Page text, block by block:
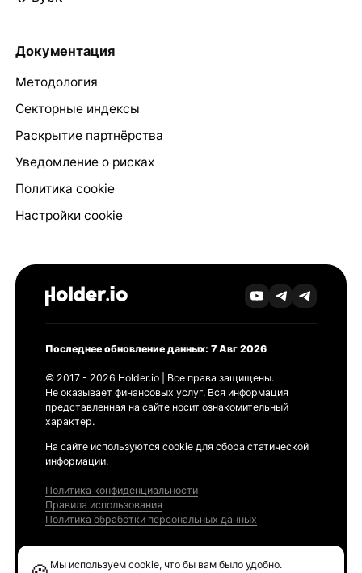
Документация
Методология
Секторные индексы
Раскрытие партнёрства
Уведомление о рисках
Политика cookie
Настройки cookie
Последнее обновление данных: 7 Авг 2026
© 2017 - 2026 Holder.io | Все права защищены.
Не оказывает финансовых услуг. Вся информация
представленная на сайте носит ознакомительный
характер.
На сайте используются cookie для сбора статической
информации.
Политика конфиденциальности
Правила использования
Политика обработки персональных данных
Мы используем cookie, что бы вам было удобно.